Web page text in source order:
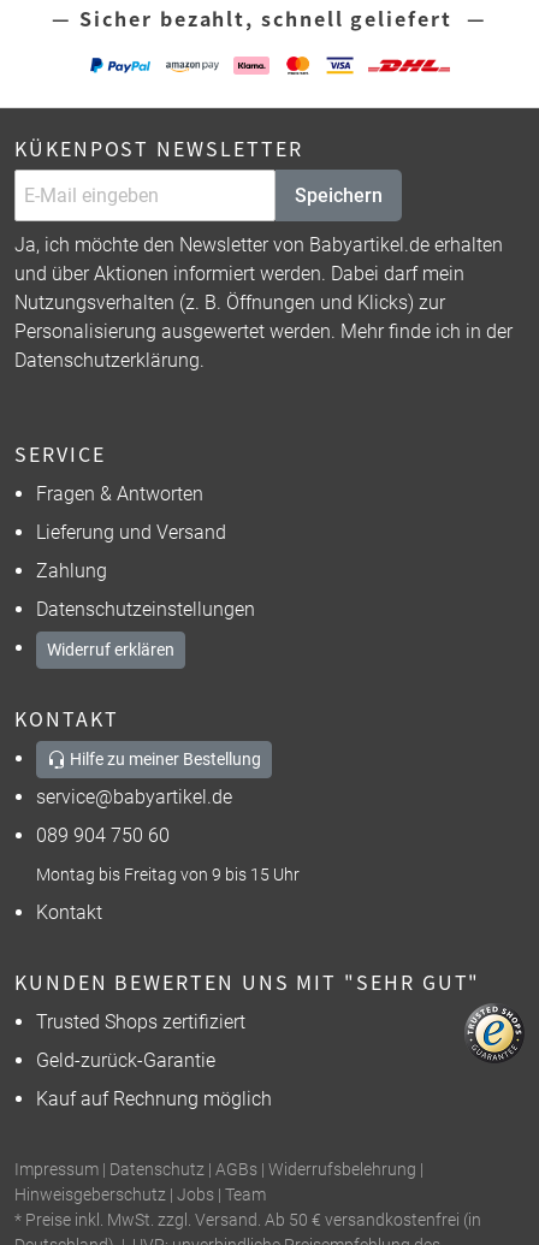
— Sicher bezahlt, schnell geliefert —
KÜKENPOST NEWSLETTER
Speichern
Ja, ich möchte den Newsletter von Babyartikel.de erhalten
und über Aktionen informiert werden. Dabei darf mein
Nutzungsverhalten (z. B. Öffnungen und Klicks) zur
Personalisierung ausgewertet werden. Mehr finde ich in der
Datenschutzerklärung.
SERVICE
Fragen & Antworten
Lieferung und Versand
Zahlung
Datenschutzeinstellungen
Widerruf erklären
KONTAKT
Hilfe zu meiner Bestellung
service@babyartikel.de
089 904 750 60
Montag bis Freitag von 9 bis 15 Uhr
Kontakt
KUNDEN BEWERTEN UNS MIT "SEHR GUT"
Trusted Shops zertifiziert
Geld-zurück-Garantie
Kauf auf Rechnung möglich
Impressum | Datenschutz | AGBs | Widerrufsbelehrung |
Hinweisgeberschutz | Jobs | Team
* Preise inkl. MwSt. zzgl. Versand. Ab 50 € versandkostenfrei (in